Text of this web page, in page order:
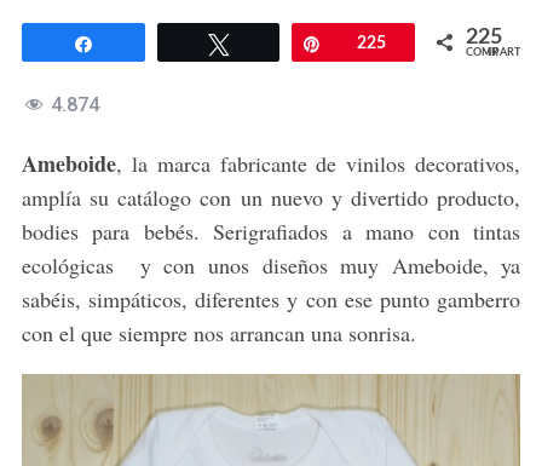
Twittear Pin225 225
COMPARTIR
4.874
Ameboide, la marca fabricante de vinilos decorativos,
amplía su catálogo con un nuevo y divertido producto,
bodies para bebés. Serigrafiados a mano con tintas
ecológicas y con unos diseños muy Ameboide, ya
sabéis, simpáticos, diferentes y con ese punto gamberro
con el que siempre nos arrancan una sonrisa.